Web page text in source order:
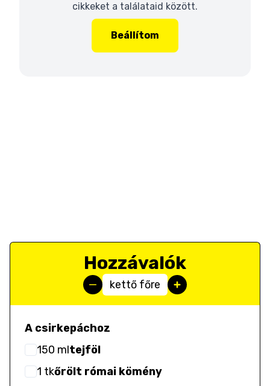
cikkeket a találataid között.
Beállítom
Hozzávalók
kettő főre
A csirkepáchoz
150 mltejföl
1 tkőrölt római kömény